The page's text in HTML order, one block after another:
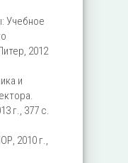
Учебное
2012
и
г., 377 с.
2010 г.,